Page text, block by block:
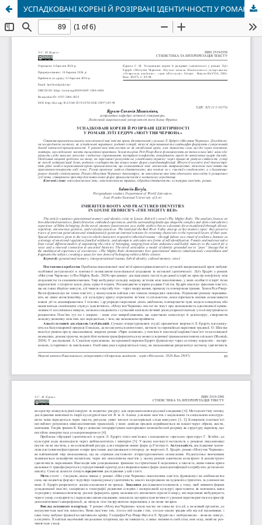
УСПАДКОВАНІ КОРЕНІ Й РОЗІРВАНІ ІДЕНТИЧНОСТІ У РОМАНІ ЛУЇЗ ЕРДРІЧ «МОГУТНЯ ЧЕРВОНА»